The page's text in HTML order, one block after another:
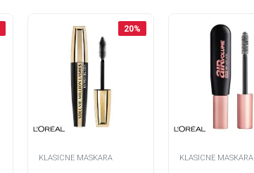
20%
KLASICNE MASKARA KLASICNE MASKARA